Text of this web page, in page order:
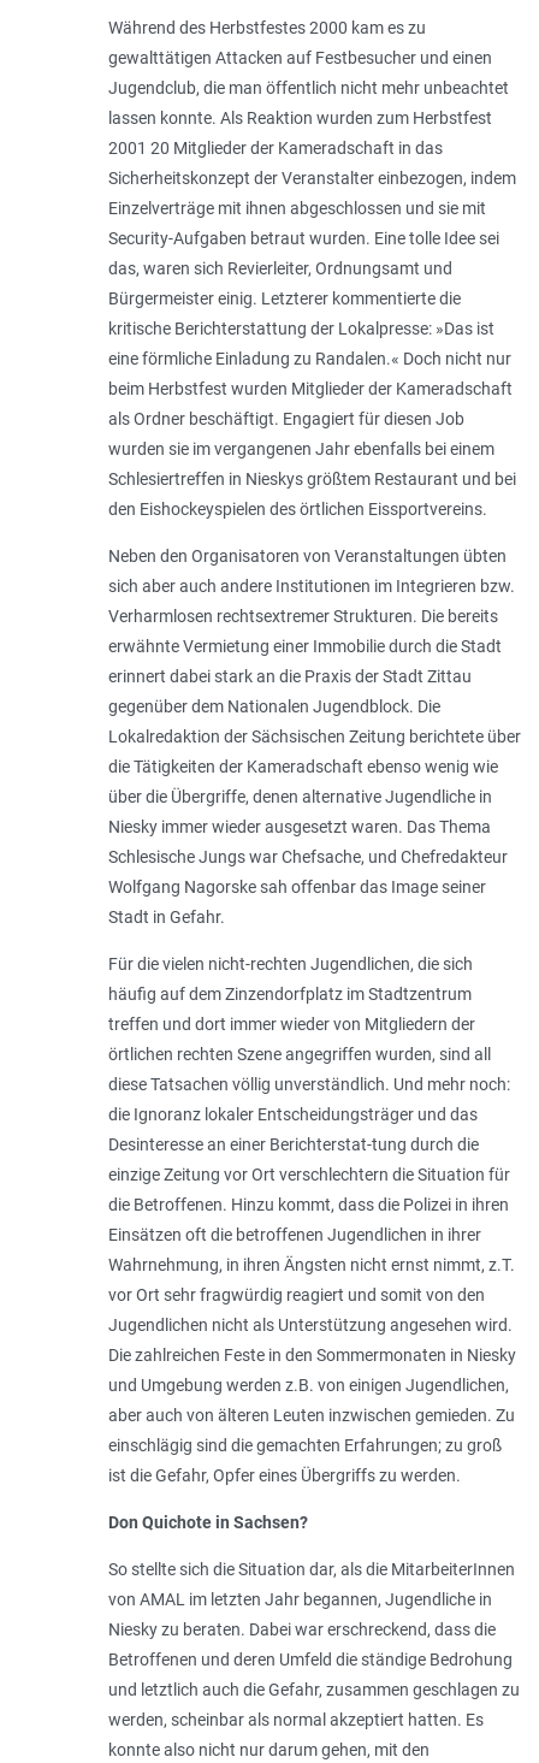
Während des Herbstfestes 2000 kam es zu
gewalttätigen Attacken auf Festbesucher und einen
Jugendclub, die man öffentlich nicht mehr unbeachtet
lassen konnte. Als Reaktion wurden zum Herbstfest
2001 20 Mitglieder der Kameradschaft in das
Sicherheitskonzept der Veranstalter einbezogen, indem
Einzelverträge mit ihnen abgeschlossen und sie mit
Security-Aufgaben betraut wurden. Eine tolle Idee sei
das, waren sich Revierleiter, Ordnungsamt und
Bürgermeister einig. Letzterer kommentierte die
kritische Berichterstattung der Lokalpresse: »Das ist
eine förmliche Einladung zu Randalen.« Doch nicht nur
beim Herbstfest wurden Mitglieder der Kameradschaft
als Ordner beschäftigt. Engagiert für diesen Job
wurden sie im vergangenen Jahr ebenfalls bei einem
Schlesiertreffen in Nieskys größtem Restaurant und bei
den Eishockeyspielen des örtlichen Eissportvereins.
Neben den Organisatoren von Veranstaltungen übten
sich aber auch andere Institutionen im Integrieren bzw.
Verharmlosen rechtsextremer Strukturen. Die bereits
erwähnte Vermietung einer Immobilie durch die Stadt
erinnert dabei stark an die Praxis der Stadt Zittau
gegenüber dem Nationalen Jugendblock. Die
Lokalredaktion der Sächsischen Zeitung berichtete über
die Tätigkeiten der Kameradschaft ebenso wenig wie
über die Übergriffe, denen alternative Jugendliche in
Niesky immer wieder ausgesetzt waren. Das Thema
Schlesische Jungs war Chefsache, und Chefredakteur
Wolfgang Nagorske sah offenbar das Image seiner
Stadt in Gefahr.
Für die vielen nicht-rechten Jugendlichen, die sich
häufig auf dem Zinzendorfplatz im Stadtzentrum
treffen und dort immer wieder von Mitgliedern der
örtlichen rechten Szene angegriffen wurden, sind all
diese Tatsachen völlig unverständlich. Und mehr noch:
die Ignoranz lokaler Entscheidungsträger und das
Desinteresse an einer Berichterstat-tung durch die
einzige Zeitung vor Ort verschlechtern die Situation für
die Betroffenen. Hinzu kommt, dass die Polizei in ihren
Einsätzen oft die betroffenen Jugendlichen in ihrer
Wahrnehmung, in ihren Ängsten nicht ernst nimmt, z.T.
vor Ort sehr fragwürdig reagiert und somit von den
Jugendlichen nicht als Unterstützung angesehen wird.
Die zahlreichen Feste in den Sommermonaten in Niesky
und Umgebung werden z.B. von einigen Jugendlichen,
aber auch von älteren Leuten inzwischen gemieden. Zu
einschlägig sind die gemachten Erfahrungen; zu groß
ist die Gefahr, Opfer eines Übergriffs zu werden.
Don Quichote in Sachsen?
So stellte sich die Situation dar, als die MitarbeiterInnen
von AMAL im letzten Jahr begannen, Jugendliche in
Niesky zu beraten. Dabei war erschreckend, dass die
Betroffenen und deren Umfeld die ständige Bedrohung
und letztlich auch die Gefahr, zusammen geschlagen zu
werden, scheinbar als normal akzeptiert hatten. Es
konnte also nicht nur darum gehen, mit den